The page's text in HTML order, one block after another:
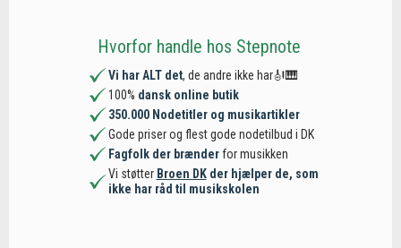
Hvorfor handle hos Stepnote
Vi har ALT det, de andre ikke har🎻🎹
100% dansk online butik
350.000 Nodetitler og musikartikler
Gode priser og flest gode nodetilbud i DK
Fagfolk der brænderfor musikken
Vi støtter Broen DKder hjælper de, som
ikke har råd til musikskolen